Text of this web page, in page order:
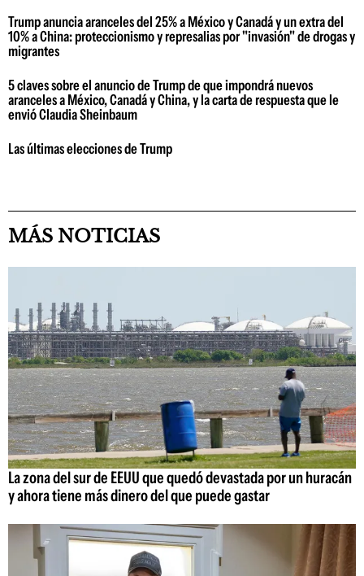
Trump anuncia aranceles del 25% a México y Canadá y un extra del
10% a China: proteccionismo y represalias por "invasión" de drogas y
migrantes
5 claves sobre el anuncio de Trump de que impondrá nuevos
aranceles a México, Canadá y China, y la carta de respuesta que le
envió Claudia Sheinbaum
Las últimas elecciones de Trump
MÁS NOTICIAS
La zona del sur de EEUU que quedó devastada por un huracán
y ahora tiene más dinero del que puede gastar